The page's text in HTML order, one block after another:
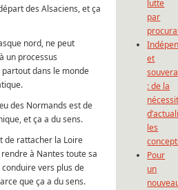
des Alsaciens, et ça
nord, ne peut
un processus
dans le monde
des Normands est de
et ça a du sens.
de rattacher la Loire
à Nantes toute sa
vers plus de
que ça a du sens.
lutte
par
et
: de la
les
Pour
un